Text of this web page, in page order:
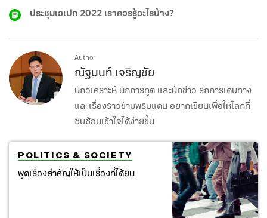
ประชุมเอเปก 2022 เราควรรู้อะไรบ้าง?
Author
ณัฐนนท์ เจริญชัย
นักวิเคราะห์ นักการทูต และนักข่าว รักการเดินทาง
และเรื่องราวข้ามพรมแดน อยากเขียนเพื่อให้โลกที่
ซับซ้อนเข้าใจได้ง่ายขึ้น
POLITICS & SOCIETY
พูดเรื่องสำคัญให้เป็นเรื่องที่ได้ยิน